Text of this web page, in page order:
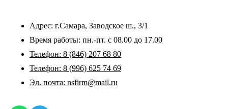
Адрес: г.Самара, Заводское ш., 3/1
Время работы: пн.-пт. с 08.00 до 17.00
Телефон: 8 (846) 207 68 80
Телефон: 8 (996) 625 74 69
Эл. почта: nsfirm@mail.ru